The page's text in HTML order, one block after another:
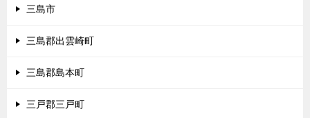
三島市
三島郡出雲崎町
三島郡島本町
三戸郡三戸町